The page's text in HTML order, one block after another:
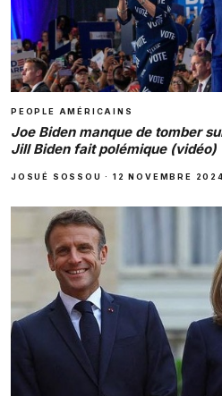
PEOPLE AMÉRICAINS
Joe Biden manque de tomber
Jill Biden fait polémique (vidéo)
JOSUÉ SOSSOU ·12 NOVEMBRE 2024